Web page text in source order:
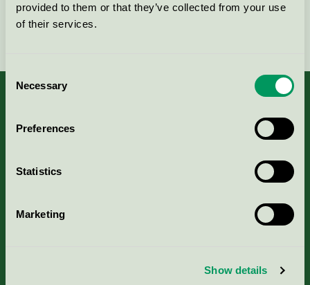
provided to them or that they’ve collected from your use
of their services.
Consent
Selection
Necessary
Preferences
Statistics
Marketing
Show details
Fortsätt
Aktuella Remisser
Nordic Ecolabelling Portal